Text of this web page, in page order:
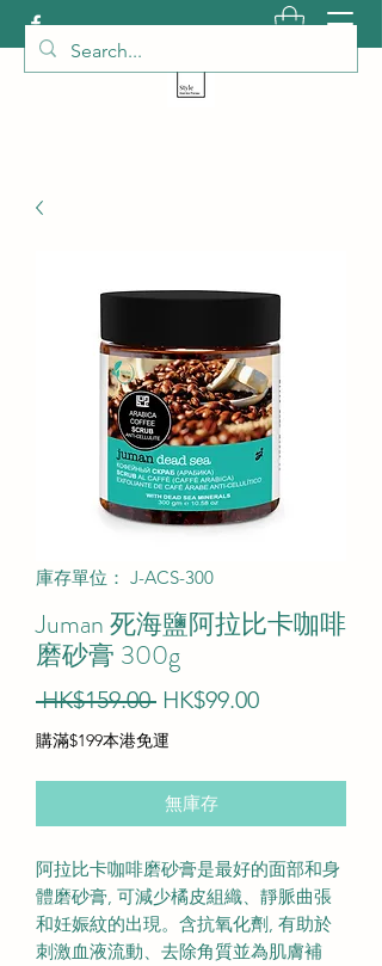
庫存單位： J-ACS-300
Juman 死海鹽阿拉比卡咖啡
磨砂膏 300g
HK$159.00 一
般
價
格
HK$99.00促
價
購滿$199本港免運
無庫存
阿拉比卡咖啡磨砂膏是最好的面部和身
體磨砂膏, 可減少橘皮組織、靜脈曲張
和妊娠紋的出現。含抗氧化劑, 有助於
刺激血液流動、去除角質並為肌膚補